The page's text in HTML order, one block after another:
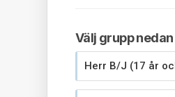
Välj grupp nedan
Herr B/J (17 år